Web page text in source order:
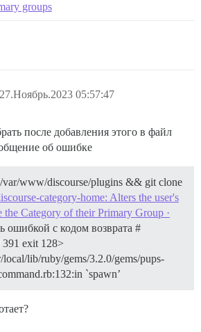
groups
27.Ноябрь.2023 05:57:47
после добавления этого в файл
об ошибке
var/www/discourse/plugins && git clone
category-home: Alters the user's
the Category of their Primary Group ·
ошибкой с кодом возврата #
391 exit 128>
lib/ruby/gems/3.2.0/gems/pups-
`spawn’